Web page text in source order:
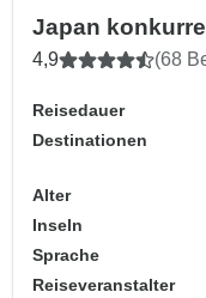
Japan
4,9 (68
Reisedauer
Destinationen
Alter
Inseln
Sprache
Reiseveranstalter